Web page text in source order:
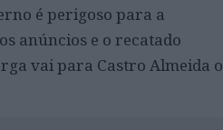
é perigoso para a
anúncios e o recatado
vai para Castro Almeida o